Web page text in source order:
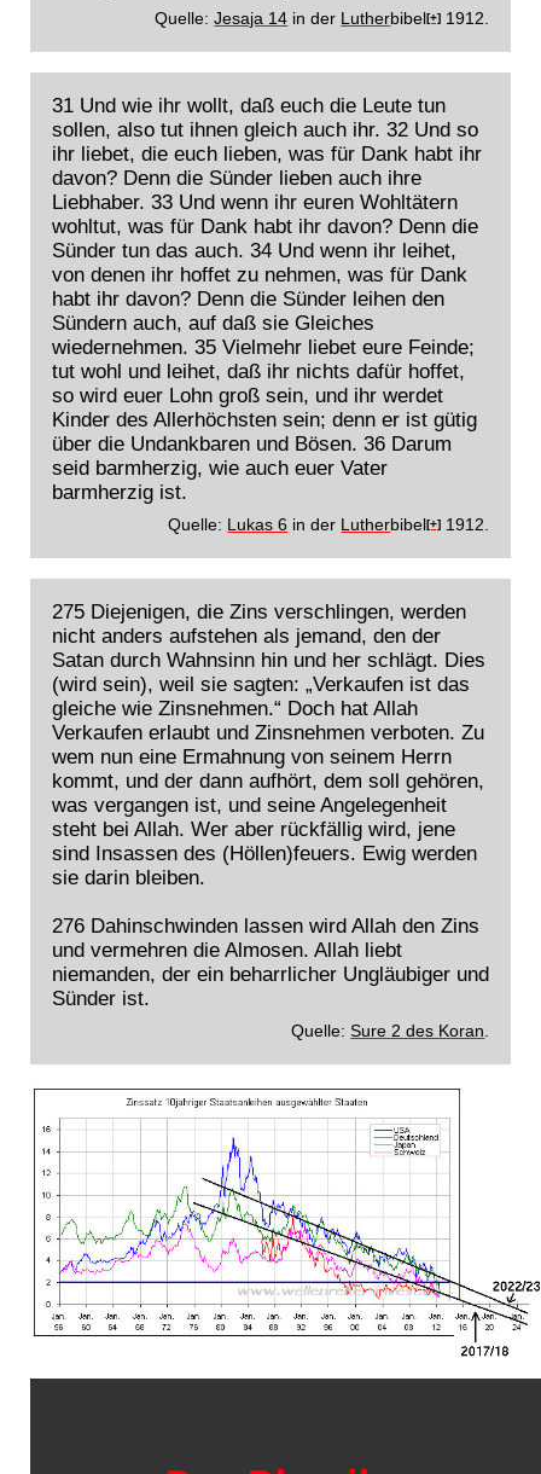
Quelle:Jesaja 14 in der Lutherbibel[+] 1912.
31 Und wie ihr wollt, daß euch die Leute tun
sollen, also tut ihnen gleich auch ihr. 32 Und so
ihr liebet, die euch lieben, was für Dank habt ihr
davon? Denn die Sünder lieben auch ihre
Liebhaber. 33 Und wenn ihr euren Wohltätern
wohltut, was für Dank habt ihr davon? Denn die
Sünder tun das auch. 34 Und wenn ihr leihet,
von denen ihr hoffet zu nehmen, was für Dank
habt ihr davon? Denn die Sünder leihen den
Sündern auch, auf daß sie Gleiches
wiedernehmen. 35 Vielmehr liebet eure Feinde;
tut wohl und leihet, daß ihr nichts dafür hoffet,
so wird euer Lohn groß sein, und ihr werdet
Kinder des Allerhöchsten sein; denn er ist gütig
über die Undankbaren und Bösen. 36 Darum
seid barmherzig, wie auch euer Vater
barmherzig ist.
Quelle: Lukas 6 in der Lutherbibel[+] 1912.
275 Diejenigen, die Zins verschlingen, werden
nicht anders aufstehen als jemand, den der
Satan durch Wahnsinn hin und her schlägt. Dies
(wird sein), weil sie sagten: „Verkaufen ist das
gleiche wie Zinsnehmen.“ Doch hat Allah
Verkaufen erlaubt und Zinsnehmen verboten. Zu
wem nun eine Ermahnung von seinem Herrn
kommt, und der dann aufhört, dem soll gehören,
was vergangen ist, und seine Angelegenheit
steht bei Allah. Wer aber rückfällig wird, jene
sind Insassen des (Höllen)feuers. Ewig werden
sie darin bleiben.
276 Dahinschwinden lassen wird Allah den Zins
und vermehren die Almosen. Allah liebt
niemanden, der ein beharrlicher Ungläubiger und
Sünder ist.
Quelle:Sure 2 des Koran.